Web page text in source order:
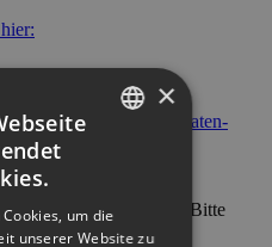
im Rahmen unserer
Daten­
Adresse
Bitte
GERMAN
×
um die
unserer Website zu